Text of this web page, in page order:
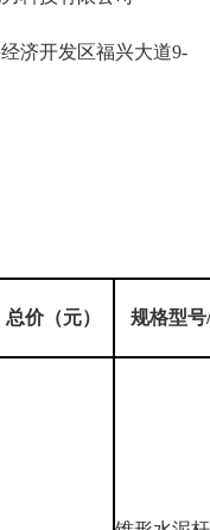
济开发区福兴大道9-
总价（元） 规格型